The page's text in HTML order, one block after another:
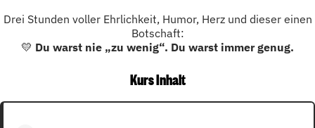
Drei Stunden voller Ehrlichkeit, Humor, Herz und dieser einen
Botschaft:
💛 Du warst nie „zu wenig“. Du warst immer genug.
Kurs Inhalt